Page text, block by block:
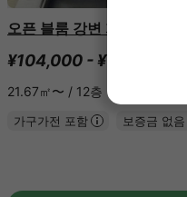
오픈 블룸 강변 가로수길
¥104,000 - ¥113,000
21.67㎡〜 / 12층 건물
가구가전 포함 보증금 없음